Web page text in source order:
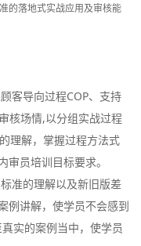
的落地式实战应用及审核能
客导向过程COP、支持
核场情,以分组实战过程
理解，掌握过程方法式
员培训目标要求。
准的理解以及新旧版差
例讲解，使学员不会感到
实的案例当中，使学员